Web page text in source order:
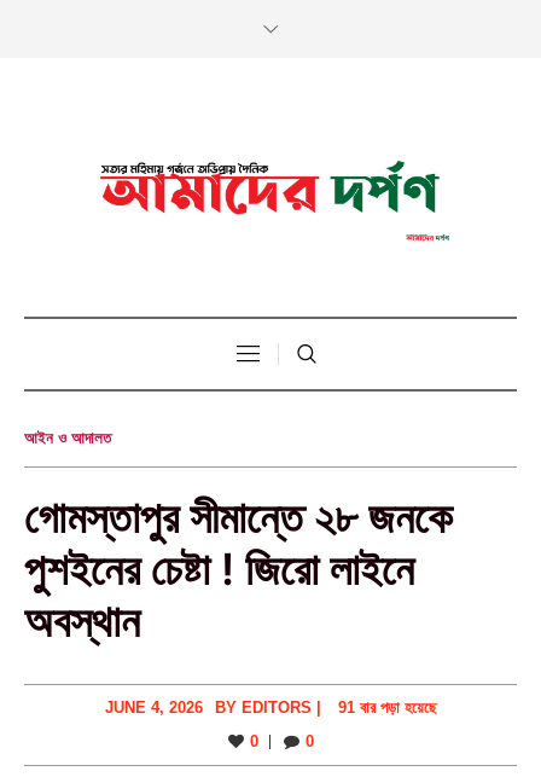
আইন ও আদালত
গোমস্তাপুর সীমান্তে ২৮ জনকে
পুশইনের চেষ্টা ! জিরো লাইনে
অবস্থান
JUNE 4, 2026 BY EDITORS |
91 বার পড়া হয়েছে
0
0